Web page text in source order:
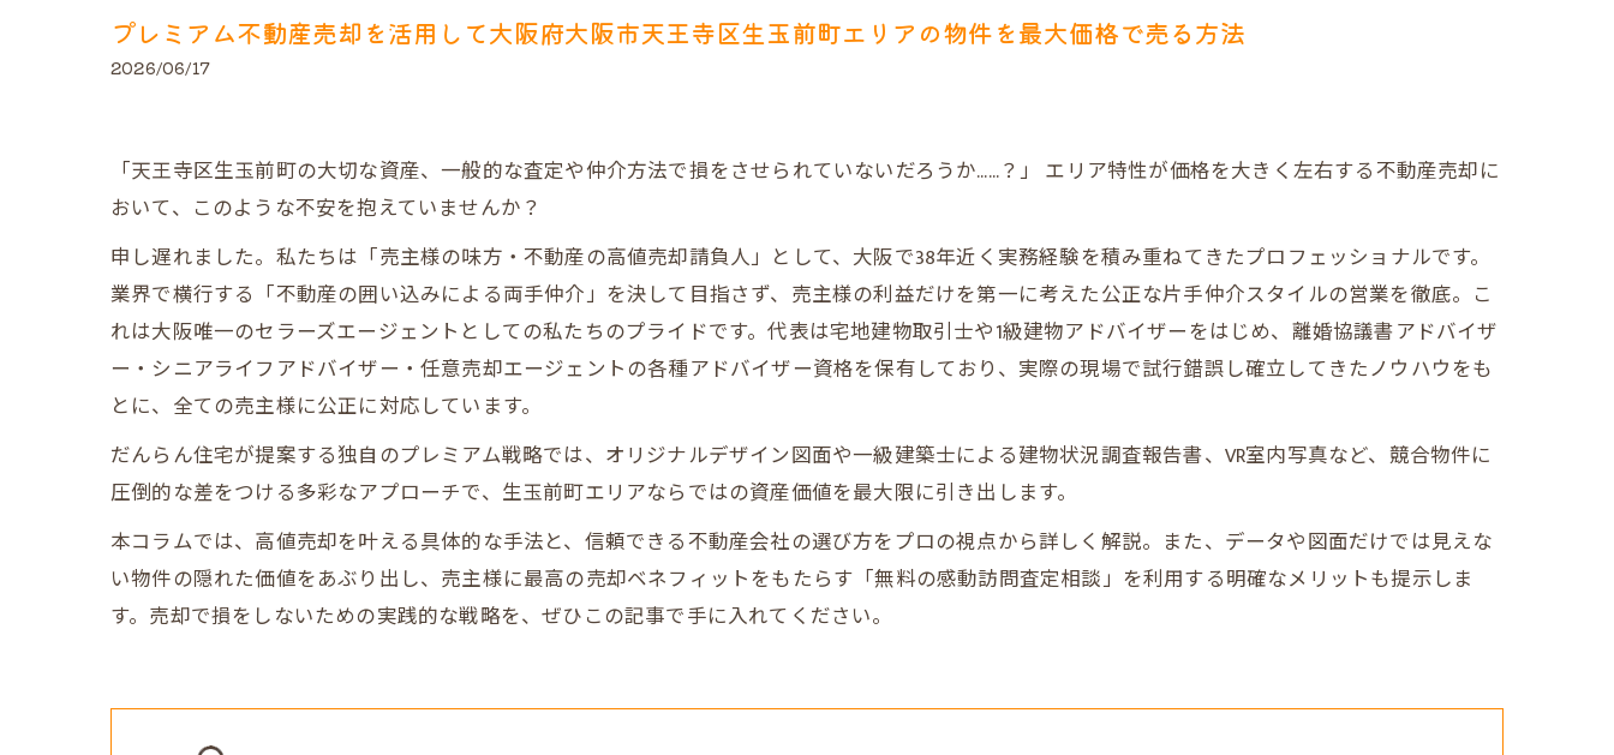
プレミアム不動産売却を活用して大阪府大阪市天王寺区生玉前町エリアの物件を最大価格で売る方法
2026/06/17
「天王寺区生玉前町の大切な資産、一般的な査定や仲介方法で損をさせられていないだろうか……？」 エリア特性が価格を大きく左右する不動産売却に
おいて、このような不安を抱えていませんか？
申し遅れました。私たちは「売主様の味方・不動産の高値売却請負人」として、大阪で38年近く実務経験を積み重ねてきたプロフェッショナルです。
業界で横行する「不動産の囲い込みによる両手仲介」を決して目指さず、売主様の利益だけを第一に考えた公正な片手仲介スタイルの営業を徹底。こ
れは大阪唯一のセラーズエージェントとしての私たちのプライドです。代表は宅地建物取引士や1級建物アドバイザーをはじめ、離婚協議書アドバイザ
ー・シニアライフアドバイザー・任意売却エージェントの各種アドバイザー資格を保有しており、実際の現場で試行錯誤し確立してきたノウハウをも
とに、全ての売主様に公正に対応しています。
だんらん住宅が提案する独自のプレミアム戦略では、オリジナルデザイン図面や一級建築士による建物状況調査報告書、VR室内写真など、競合物件に
圧倒的な差をつける多彩なアプローチで、生玉前町エリアならではの資産価値を最大限に引き出します。
本コラムでは、高値売却を叶える具体的な手法と、信頼できる不動産会社の選び方をプロの視点から詳しく解説。また、データや図面だけでは見えな
い物件の隠れた価値をあぶり出し、売主様に最高の売却ベネフィットをもたらす「無料の感動訪問査定相談」を利用する明確なメリットも提示しま
す。売却で損をしないための実践的な戦略を、ぜひこの記事で手に入れてください。